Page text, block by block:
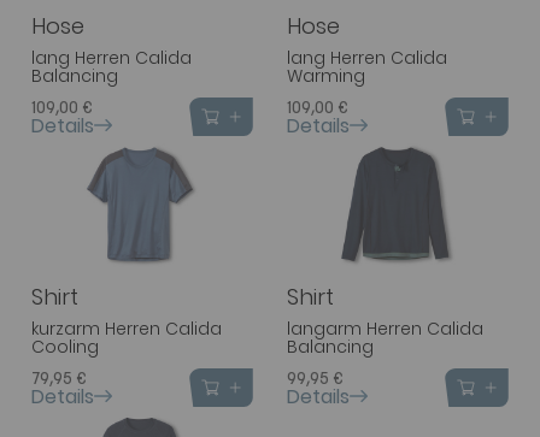
Hose
lang Herren Calida
Balancing
109,00 €
Details
Hose
lang Herren Calida
Warming
109,00 €
Details
Shirt
kurzarm Herren Calida
Cooling
79,95 €
Details
Shirt
langarm Herren Calida
Balancing
99,95 €
Details